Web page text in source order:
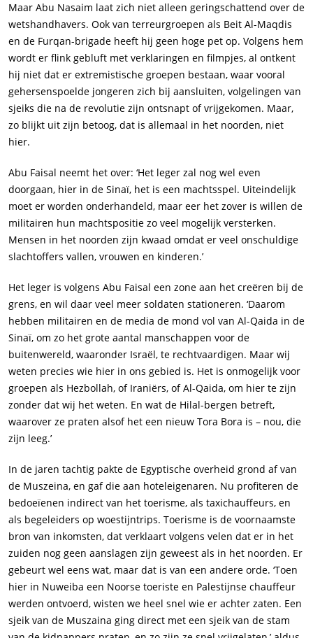
Maar Abu Nasaim laat zich niet alleen geringschattend over de
wetshandhavers. Ook van terreurgroepen als Beit Al-Maqdis
en de Furqan-brigade heeft hij geen hoge pet op. Volgens hem
wordt er flink gebluft met verklaringen en filmpjes, al ontkent
hij niet dat er extremistische groepen bestaan, waar vooral
gehersenspoelde jongeren zich bij aansluiten, volgelingen van
sjeiks die na de revolutie zijn ontsnapt of vrijgekomen. Maar,
zo blijkt uit zijn betoog, dat is allemaal in het noorden, niet
hier.
Abu Faisal neemt het over: ‘Het leger zal nog wel even
doorgaan, hier in de Sinaï, het is een machtsspel. Uiteindelijk
moet er worden onderhandeld, maar eer het zover is willen de
militairen hun machtspositie zo veel mogelijk versterken.
Mensen in het noorden zijn kwaad omdat er veel onschuldige
slachtoffers vallen, vrouwen en kinderen.’
Het leger is volgens Abu Faisal een zone aan het creëren bij de
grens, en wil daar veel meer soldaten stationeren. ‘Daarom
hebben militairen en de media de mond vol van Al-Qaida in de
Sinaï, om zo het grote aantal manschappen voor de
buitenwereld, waaronder Israël, te rechtvaardigen. Maar wij
weten precies wie hier in ons gebied is. Het is onmogelijk voor
groepen als Hezbollah, of Iraniërs, of Al-Qaida, om hier te zijn
zonder dat wij het weten. En wat de Hilal-bergen betreft,
waarover ze praten alsof het een nieuw Tora Bora is – nou, die
zijn leeg.’
In de jaren tachtig pakte de Egyptische overheid grond af van
de Muszeina, en gaf die aan hoteleigenaren. Nu profiteren de
bedoeïenen indirect van het toerisme, als taxichauffeurs, en
als begeleiders op woestijntrips. Toerisme is de voornaamste
bron van inkomsten, dat verklaart volgens velen dat er in het
zuiden nog geen aanslagen zijn geweest als in het noorden. Er
gebeurt wel eens wat, maar dat is van een andere orde. ‘Toen
hier in Nuweiba een Noorse toeriste en Palestijnse chauffeur
werden ontvoerd, wisten we heel snel wie er achter zaten. Een
sjeik van de Muszaina ging direct met een sjeik van de stam